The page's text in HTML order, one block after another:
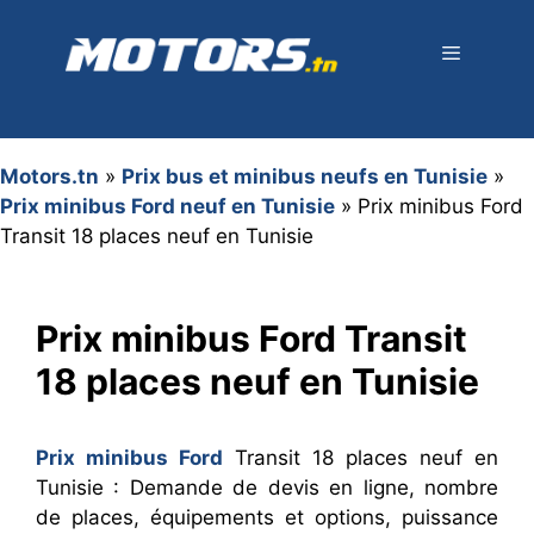
contenu
Motors.tn » Prix bus et minibus neufs en Tunisie »
Prix minibus Ford neuf en Tunisie » Prix minibus Ford
Transit 18 places neuf en Tunisie
Prix minibus Ford Transit
18 places neuf en Tunisie
Prix minibus Ford Transit 18 places neuf en
Tunisie : Demande de devis en ligne, nombre
de places, équipements et options, puissance